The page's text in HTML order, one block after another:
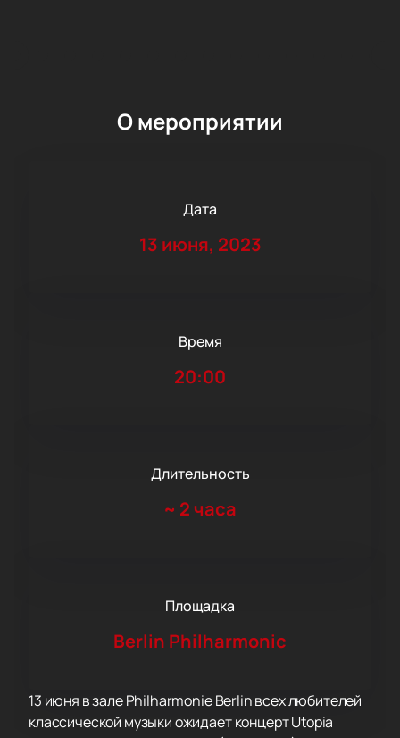
О мероприятии
Дата
13 июня, 2023
Время
20:00
Длительность
~ 2 часа
Площадка
Berlin Philharmonic
13 июня в зале Philharmonie Berlin всех любителей
классической музыки ожидает концерт Utopia